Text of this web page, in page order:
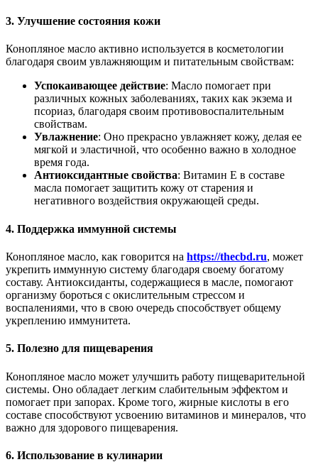
3. Улучшение состояния кожи
Конопляное масло активно используется в косметологии
благодаря своим увлажняющим и питательным свойствам:
Успокаивающее действие: Масло помогает при
различных кожных заболеваниях, таких как экзема и
псориаз, благодаря своим противовоспалительным
свойствам.
Увлажнение: Оно прекрасно увлажняет кожу, делая ее
мягкой и эластичной, что особенно важно в холодное
время года.
Антиоксидантные свойства: Витамин E в составе
масла помогает защитить кожу от старения и
негативного воздействия окружающей среды.
4. Поддержка иммунной системы
Конопляное масло, как говорится на https://thecbd.ru, может
укрепить иммунную систему благодаря своему богатому
составу. Антиоксиданты, содержащиеся в масле, помогают
организму бороться с окислительным стрессом и
воспалениями, что в свою очередь способствует общему
укреплению иммунитета.
5. Полезно для пищеварения
Конопляное масло может улучшить работу пищеварительной
системы. Оно обладает легким слабительным эффектом и
помогает при запорах. Кроме того, жирные кислоты в его
составе способствуют усвоению витаминов и минералов, что
важно для здорового пищеварения.
6. Использование в кулинарии